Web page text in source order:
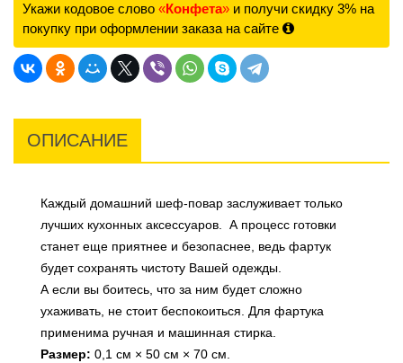
Укажи кодовое слово «Конфета» и получи скидку 3% на
покупку при оформлении заказа на сайте
ОПИСАНИЕ
Каждый домашний шеф-повар заслуживает только
лучших кухонных аксессуаров. А процесс готовки
станет еще приятнее и безопаснее, ведь фартук
будет сохранять чистоту Вашей одежды.
А если вы боитесь, что за ним будет сложно
ухаживать, не стоит беспокоиться. Для фартука
применима ручная и машинная стирка.
Размер: 0,1 см × 50 см × 70 см.